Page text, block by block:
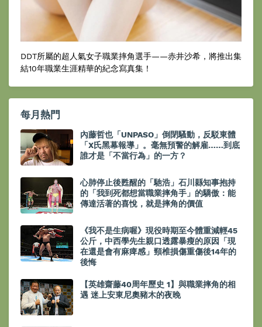
DDT所屬的超人氣女子職業摔角選手——赤井沙希，將推出集
結10年職業生涯精華的紀念寫真集！
每月熱門
內藤哲也「UNPASO」倒閉騷動，反駁東體
「X氏黑幕報導」。毫無預警的解雇……到底
誰才是「不當行為」的一方？
心肺停止後甦醒的「馳浩」石川縣知事抱持
的「我到死都想當職業摔角手」的驕傲：能
傳達活著的喜悅，就是摔角的價值
《我不是生病喔》現役時期至今體重減輕45
公斤，中西學先生親口透露暴瘦的原因「現
在還是會有麻痺感」頸椎損傷重傷後14年的
後悔
【英雄齋藤40周年歷史 1】與職業摔角的相
遇 迷上安東尼奧豬木的夜晚